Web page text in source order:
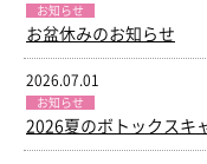
お知らせ
お盆休みのお知らせ
2026.07.01
お知らせ
2026夏のボトックスキ